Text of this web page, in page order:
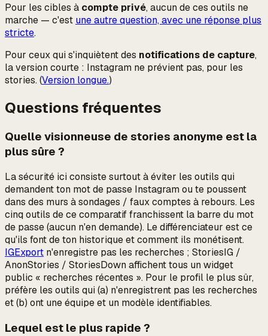
Pour les cibles à compte privé, aucun de ces outils ne
marche — c'est une autre question, avec une réponse plus
stricte.
Pour ceux qui s'inquiètent des notifications de capture,
la version courte : Instagram ne prévient pas, pour les
stories. (Version longue.)
Questions fréquentes
Quelle visionneuse de stories anonyme est la
plus sûre ?
La sécurité ici consiste surtout à éviter les outils qui
demandent ton mot de passe Instagram ou te poussent
dans des murs à sondages / faux comptes à rebours. Les
cinq outils de ce comparatif franchissent la barre du mot
de passe (aucun n'en demande). Le différenciateur est ce
qu'ils font de ton historique et comment ils monétisent.
IGExport n'enregistre pas les recherches ; StoriesIG /
AnonStories / StoriesDown affichent tous un widget
public « recherches récentes ». Pour le profil le plus sûr,
préfère les outils qui (a) n'enregistrent pas les recherches
et (b) ont une équipe et un modèle identifiables.
Lequel est le plus rapide ?